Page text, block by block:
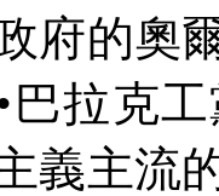
府的奧
巴拉克
義主流